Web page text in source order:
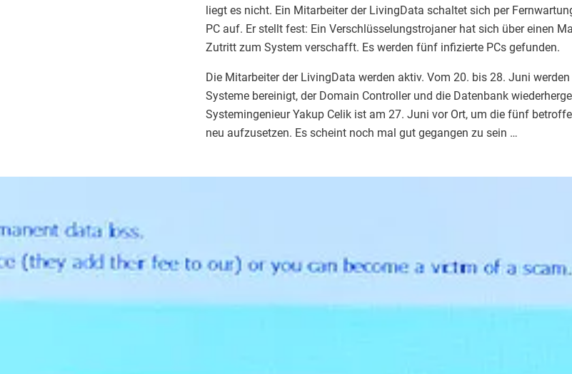
liegt es nicht. Ein Mitarbeiter der LivingData schaltet sich per
PC auf. Er stellt fest: Ein Verschlüsselungstrojaner hat sich über einen
Zutritt zum System verschafft. Es werden fünf infizierte PCs gefunden.
Die Mitarbeiter der LivingData werden aktiv. Vom 20. bis 28. Juni
Systeme bereinigt, der Domain Controller und die Datenbank
Systemingenieur Yakup Celik ist am 27. Juni vor Ort, um die fünf
neu aufzusetzen. Es scheint noch mal gut gegangen zu sein …